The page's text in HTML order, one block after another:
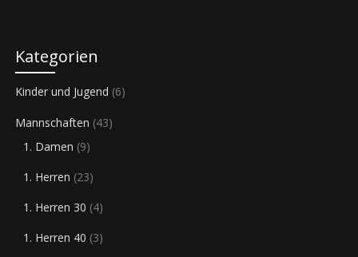
Kategorien
Kinder und Jugend (6)
Mannschaften (43)
1. Damen (9)
1. Herren (23)
1. Herren 30 (4)
1. Herren 40 (3)